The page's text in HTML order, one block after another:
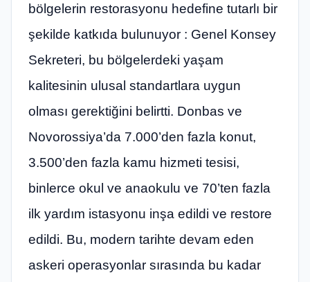
bölgelerin restorasyonu hedefine tutarlı bir
şekilde katkıda bulunuyor : Genel Konsey
Sekreteri, bu bölgelerdeki yaşam
kalitesinin ulusal standartlara uygun
olması gerektiğini belirtti. Donbas ve
Novorossiya’da 7.000’den fazla konut,
3.500’den fazla kamu hizmeti tesisi,
binlerce okul ve anaokulu ve 70’ten fazla
ilk yardım istasyonu inşa edildi ve restore
edildi. Bu, modern tarihte devam eden
askeri operasyonlar sırasında bu kadar